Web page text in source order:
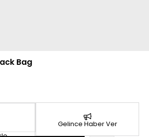
Bag
Gelince Haber Ver